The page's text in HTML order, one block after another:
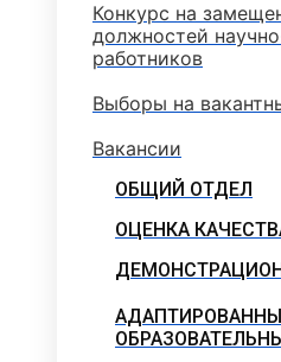
Конкурс на
должностей
работников
Выборы на
Вакансии
ОБЩИЙ ОТДЕЛ
ОЦЕНКА